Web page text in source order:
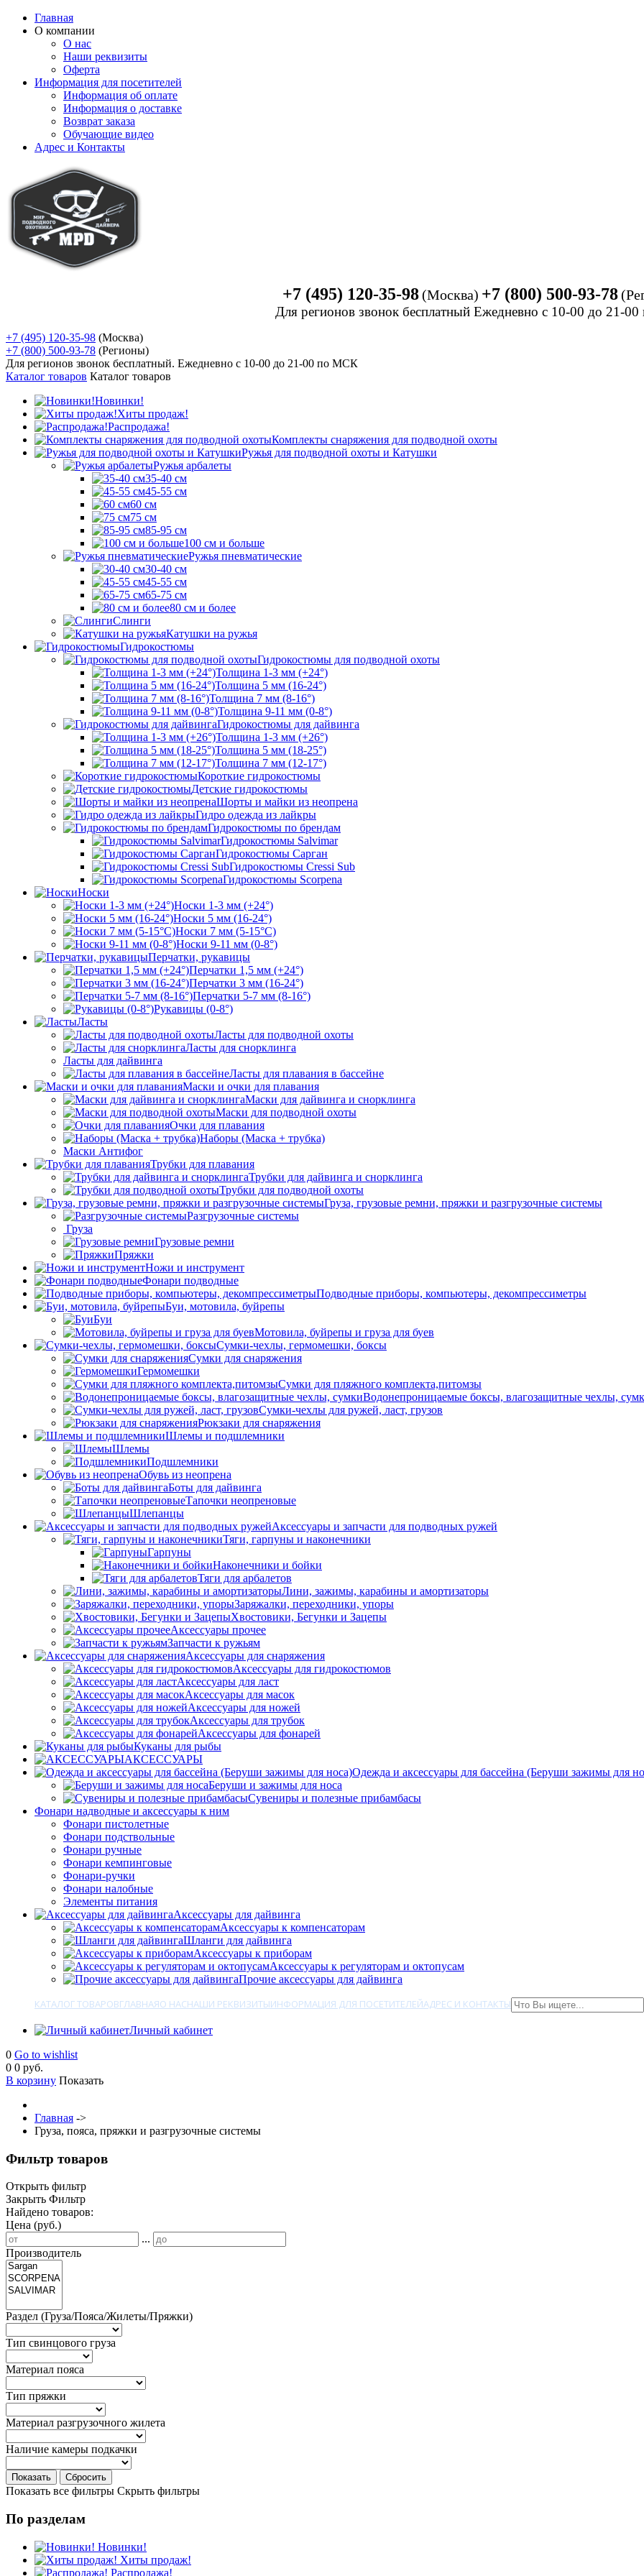
Главная
О компании
О нас
Наши реквизиты
Оферта
Информация для посетителей
Информация об оплате
Информация о доставке
Возврат заказа
Обучающие видео
Адрес и Контакты
+7 (495) 120-35-98(Москва) +7 (800) 500-93-78
Для регионов звонок бесплатный Ежедневно с 10-00 до 21-
+7 (495) 120-35-98 (Москва)
+7 (800) 500-93-78 (Регионы)
Для регионов звонок бесплатный. Ежедневно с 10-00 до 21-00 по МСК
Каталог товаров Каталог товаров
Новинки!
Хиты продаж!
Распродажа!
Комплекты снаряжения для подводной охоты
Ружья для подводной охоты и Катушки
Ружья арбалеты
35-40 см
45-55 см
60 см
75 см
85-95 см
100 см и больше
Ружья пневматические
30-40 см
45-55 см
65-75 см
80 см и более
Слинги
Катушки на ружья
Гидрокостюмы
Гидрокостюмы для подводной охоты
Толщина 1-3 мм (+24°)
Толщина 5 мм (16-24°)
Толщина 7 мм (8-16°)
Толщина 9-11 мм (0-8°)
Гидрокостюмы для дайвинга
Толщина 1-3 мм (+26°)
Толщина 5 мм (18-25°)
Толщина 7 мм (12-17°)
Короткие гидрокостюмы
Детские гидрокостюмы
Шорты и майки из неопрена
Гидро одежда из лайкры
Гидрокостюмы по брендам
Гидрокостюмы Salvimar
Гидрокостюмы Сарган
Гидрокостюмы Cressi Sub
Гидрокостюмы Scorpena
Носки
Носки 1-3 мм (+24°)
Носки 5 мм (16-24°)
Носки 7 мм (5-15°С)
Носки 9-11 мм (0-8°)
Перчатки, рукавицы
Перчатки 1,5 мм (+24°)
Перчатки 3 мм (16-24°)
Перчатки 5-7 мм (8-16°)
Рукавицы (0-8°)
Ласты
Ласты для подводной охоты
Ласты для снорклинга
Ласты для дайвинга
Ласты для плавания в бассейне
Маски и очки для плавания
Маски для дайвинга и снорклинга
Маски для подводной охоты
Очки для плавания
Наборы (Маска + трубка)
Маски Антифог
Трубки для плавания
Трубки для дайвинга и снорклинга
Трубки для подводной охоты
Груза, грузовые ремни, пряжки и разгрузочные системы
Разгрузочные системы
Груза
Грузовые ремни
Пряжки
Ножи и инструмент
Фонари подводные
Подводные приборы, компьютеры, декомпрессиметры
Буи, мотовила, буйрепы
Буи
Мотовила, буйрепы и груза для буев
Сумки-чехлы, гермомешки, боксы
Сумки для снаряжения
Гермомешки
Сумки для пляжного комплекта,питомзы
Водонепроницаемые боксы, влагозащитные чехлы,
Сумки-чехлы для ружей, ласт, грузов
Рюкзаки для снаряжения
Шлемы и подшлемники
Шлемы
Подшлемники
Обувь из неопрена
Боты для дайвинга
Тапочки неопреновые
Шлепанцы
Аксессуары и запчасти для подводных ружей
Тяги, гарпуны и наконечники
Гарпуны
Наконечники и бойки
Тяги для арбалетов
Лини, зажимы, карабины и амортизаторы
Заряжалки, переходники, упоры
Хвостовики, Бегунки и Зацепы
Аксессуары прочее
Запчасти к ружьям
Аксессуары для снаряжения
Аксессуары для гидрокостюмов
Аксессуары для ласт
Аксессуары для масок
Аксессуары для ножей
Аксессуары для трубок
Аксессуары для фонарей
Куканы для рыбы
АКСЕССУАРЫ
Одежда и аксессуары для бассейна (Беруши зажимы для
Беруши и зажимы для носа
Сувениры и полезные прибамбасы
Фонари надводные и аксессуары к ним
Фонари пистолетные
Фонари подствольные
Фонари ручные
Фонари кемпинговые
Фонари-ручки
Фонари налобные
Элементы питания
Аксессуары для дайвинга
Аксессуары к компенсаторам
Шланги для дайвинга
Аксессуары к приборам
Аксессуары к регуляторам и октопусам
Прочие аксессуары для дайвинга
КАТАЛОГ ТОВАРОВГЛАВНАЯО НАСНАШИ РЕКВИЗИТЫИНФОРМАЦИЯ ДЛЯ ПОСЕТИТЕЛЕЙАДРЕС И КОНТАКТЫ
Личный кабинет
0 Go to wishlist
0 0 руб.
В корзину Показать
Главная ->
Груза, пояса, пряжки и разгрузочные системы
Фильтр товаров
Открыть фильтр
Закрыть Фильтр
Найдено товаров:
Цена (руб.)
...
Производитель
Раздел (Груза/Пояса/Жилеты/Пряжки)
Тип свинцового груза
Материал пояса
Тип пряжки
Материал разгрузочного жилета
Наличие камеры подкачки
Показать Сбросить
Показать все фильтры Скрыть фильтры
По разделам
Новинки!
Хиты продаж!
Распродажа!